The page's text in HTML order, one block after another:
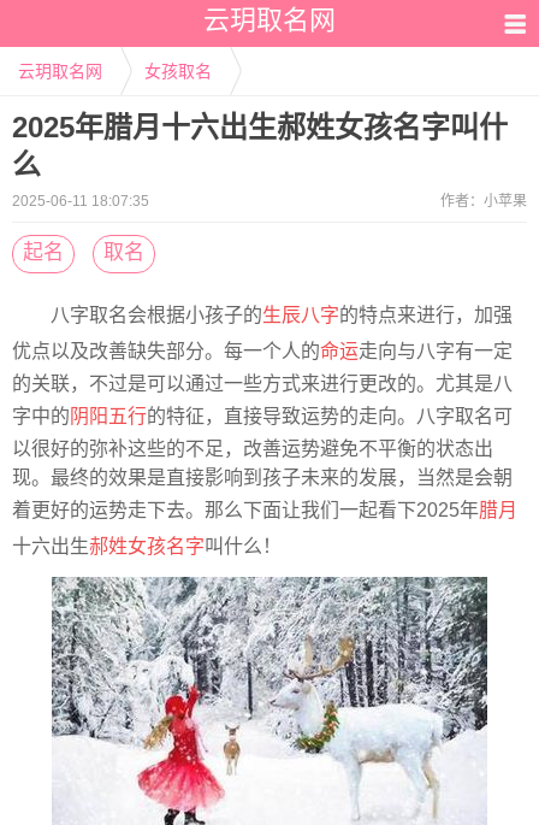
云玥取名网
云玥取名网 女孩取名
2025年腊月十六出生郝姓女孩名字叫什
么
2025-06-11 18:07:35 作者： 小苹果
起名 取名
八字取名会根据小孩子的生辰八字的特点来进行，加强
优点以及改善缺失部分。每一个人的命运走向与八字有一定
的关联，不过是可以通过一些方式来进行更改的。尤其是八
字中的 阴阳五行的特征，直接导致运势的走向。八字取名可
以很好的弥补这些的不足，改善运势避免不平衡的状态出
现。最终的效果是直接影响到孩子未来的发展，当然是会朝
着更好的运势走下去。那么下面让我们一起看下2025年腊月
十六出生郝姓女孩名字叫什么！